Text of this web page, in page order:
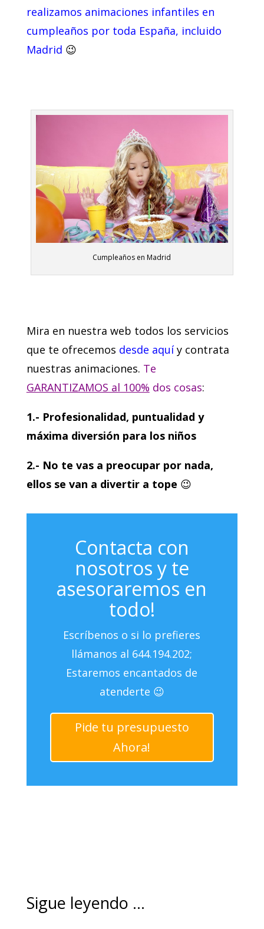
realizamos animaciones infantiles en
cumpleaños por toda España, incluido
Madrid 😉
Cumpleaños en Madrid
Mira en nuestra web todos los servicios
que te ofrecemos desde aquí y contrata
nuestras animaciones. Te
GARANTIZAMOS al 100% dos cosas:
1.- Profesionalidad, puntualidad y
máxima diversión para los niños
2.- No te vas a preocupar por nada,
ellos se van a divertir a tope 😉
Contacta con
nosotros y te
asesoraremos en
todo!
Escríbenos o si lo prefieres
llámanos al 644.194.202;
Estaremos encantados de
atenderte 😉
Pide tu presupuesto
Ahora!
Sigue leyendo …